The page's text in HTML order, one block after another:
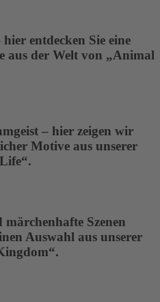
entdecken Sie eine
aus der Welt von „Animal
– hier zeigen wir
Motive aus unserer
Szenen
Auswahl aus unserer